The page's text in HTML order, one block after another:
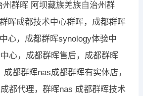
群晖 阿坝藏族羌族自治州群
晖成都技术中心群晖，成都群晖
心，成都群晖synology体验中
心，成都群晖售后，成都群晖
都群晖nas成都群晖有实体店，
都代理，群晖nas 成都群晖技术